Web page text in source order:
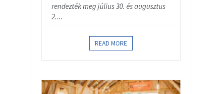
rendezték meg július 30. és augusztus
2....
READ MORE